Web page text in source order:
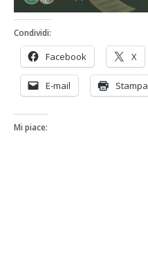
Condividi:
Facebook X
E-mail Stampa
Mi piace: